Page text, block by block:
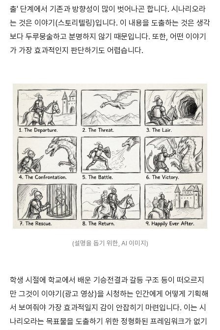
출' 단계에서 기존과 방향성이 많이 벗어나곤 합니다. 시나리오라
는 것은 이야기(스토리텔링)입니다. 이 내용을 도출하는 것은 생각
보다 두루뭉술하고 분명하지 않기 때문입니다. 또한, 어떤 이야기
가 가장 효과적인지 판단하기도 어렵습니다.
(설명을 돕기 위한, AI 이미지)
학생 시절에 학교에서 배운 기승전결과 갈등 구조 등이 떠오르지
만 그것이 이야기(광고 영상)을 시청하는 인간에게 어떻게 기획해
서 보여줘야 가장 효과적일지 감이 안잡히기 마련입니다. 이는 시
나리오라는 목표물을 도출하기 위한 정형화된 프레임워크가 없기